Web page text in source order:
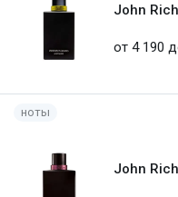
John
от 4 190
ноты
John